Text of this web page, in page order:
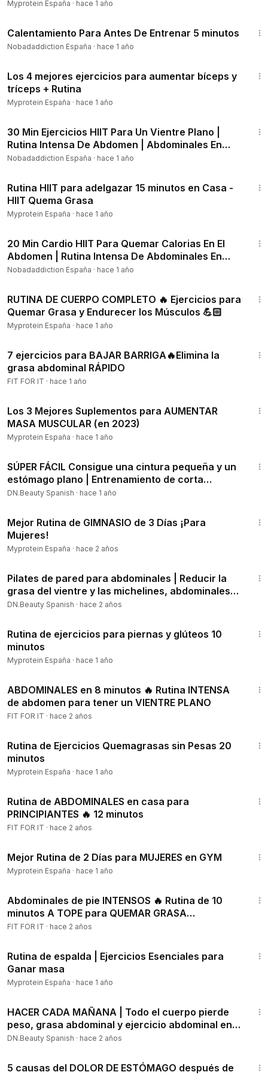
p://bit.ly/SuscribeteMyproteinEspaña
Aumentar Músculo 💪
Myprotein España · hace 1 año
Calentamiento Para Antes De Entrenar 5 minutos
Nobadaddiction España · hace 1 año
Los 4 mejores ejercicios para aumentar bíceps y
tríceps + Rutina
Myprotein España · hace 1 año
30 Min Ejercicios HIIT Para Un Vientre Plano |
Rutina Intensa De Abdomen | Abdominales En
Casa
Nobadaddiction España · hace 1 año
Rutina HIIT para adelgazar 15 minutos en Casa -
HIIT Quema Grasa
Myprotein España · hace 1 año
20 Min Cardio HIIT Para Quemar Calorias En El
Abdomen | Rutina Intensa De Abdominales En
Casa
Nobadaddiction España · hace 1 año
RUTINA DE CUERPO COMPLETO 🔥 Ejercicios para
Quemar Grasa y Endurecer los Músculos 💪🏻
Myprotein España · hace 1 año
7 ejercicios para BAJAR BARRIGA🔥Elimina la
grasa abdominal RÁPIDO
FIT FOR IT · hace 1 año
Los 3 Mejores Suplementos para AUMENTAR
MASA MUSCULAR (en 2023)
Myprotein España · hace 1 año
SÚPER FÁCIL Consigue una cintura pequeña y un
estómago plano | Entrenamiento de corta
duración
DN.Beauty Spanish · hace 1 año
Mejor Rutina de GIMNASIO de 3 Días ¡Para
Mujeres!
Myprotein España · hace 2 años
Pilates de pared para abdominales | Reducir la
grasa del vientre y las michelines, abdominales
sexys
DN.Beauty Spanish · hace 2 años
Rutina de ejercicios para piernas y glúteos 10
minutos
Myprotein España · hace 1 año
ABDOMINALES en 8 minutos 🔥 Rutina INTENSA
de abdomen para tener un VIENTRE PLANO
FIT FOR IT · hace 2 años
Rutina de Ejercicios Quemagrasas sin Pesas 20
minutos
Myprotein España · hace 1 año
Rutina de ABDOMINALES en casa para
PRINCIPIANTES 🔥 12 minutos
FIT FOR IT · hace 2 años
Mejor Rutina de 2 Días para MUJERES en GYM
Myprotein España · hace 1 año
Abdominales de pie INTENSOS 🔥 Rutina de 10
minutos A TOPE para QUEMAR GRASA
ABDOMINAL
FIT FOR IT · hace 2 años
Rutina de espalda | Ejercicios Esenciales para
Ganar masa
Myprotein España · hace 1 año
HACER CADA MAÑANA | Todo el cuerpo pierde
peso, grasa abdominal y ejercicio abdominal en 2
semanas
DN.Beauty Spanish · hace 2 años
5 causas del DOLOR DE ESTÓMAGO después de